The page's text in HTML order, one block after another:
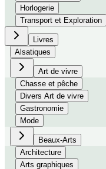
Horlogerie
Transport et Exploration
Livres
Alsatiques
Art de vivre
Chasse et pêche
Divers Art de vivre
Gastronomie
Mode
Beaux-Arts
Architecture
Arts graphiques